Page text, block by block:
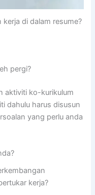
di dalam resume?
pergi?
aktiviti ko-kurikulum
dahulu harus disusun
yang perlu anda
kerja?